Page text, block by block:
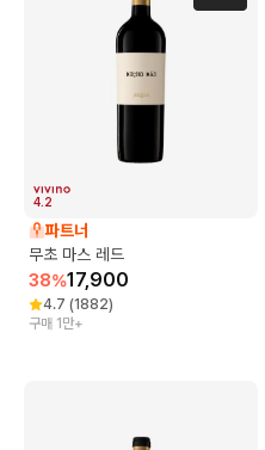
4.2
파트너
무초 마스 레드
38%17,900
4.7 (1882)
구매 1만+